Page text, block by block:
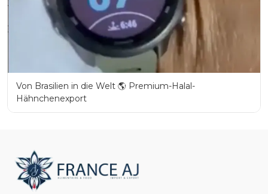
Von Brasilien in die Welt 🌎 Premium-Halal-
Hähnchenexport